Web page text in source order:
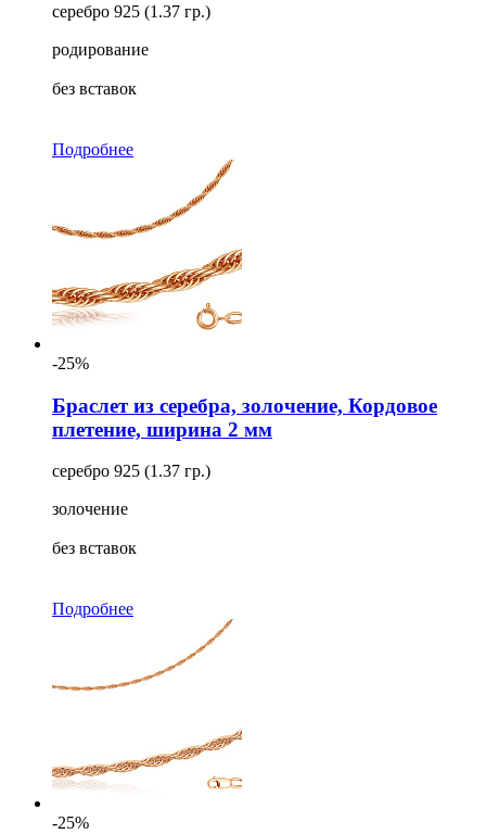
серебро 925 (1.37 гр.)
родирование
без вставок
Подробнее
-25%
Браслет из серебра, золочение, Кордовое
плетение, ширина 2 мм
серебро 925 (1.37 гр.)
золочение
без вставок
Подробнее
-25%